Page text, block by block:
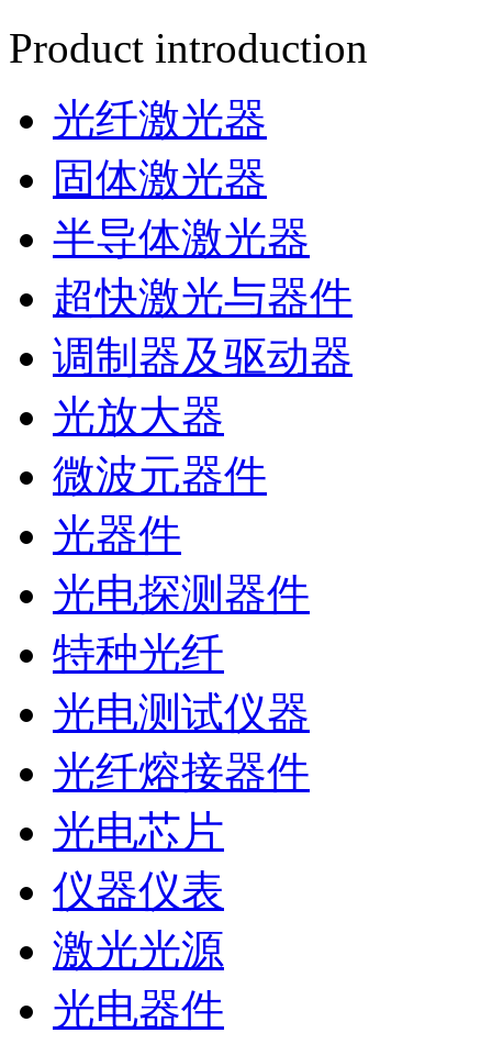
Product introduction
光纤激光器
固体激光器
半导体激光器
超快激光与器件
调制器及驱动器
光放大器
微波元器件
光器件
光电探测器件
特种光纤
光电测试仪器
光纤熔接器件
光电芯片
仪器仪表
激光光源
光电器件